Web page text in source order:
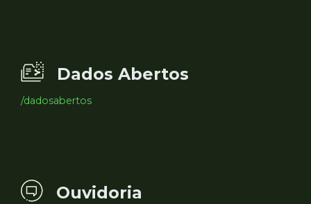
Dados Abertos
/dadosabertos
Ouvidoria